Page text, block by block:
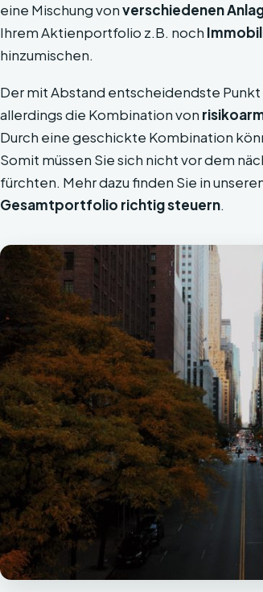
eine Mischung vonverschiedenen
Ihrem Aktienportfolio z.B. noch
hinzumischen.
Der mit Abstand entscheidendste
allerdings die Kombination von
Durch eine geschickte Kombination
Somit müssen Sie sich nicht vor dem
fürchten. Mehr dazu finden Sie in
Gesamtportfolio richtig steuern.